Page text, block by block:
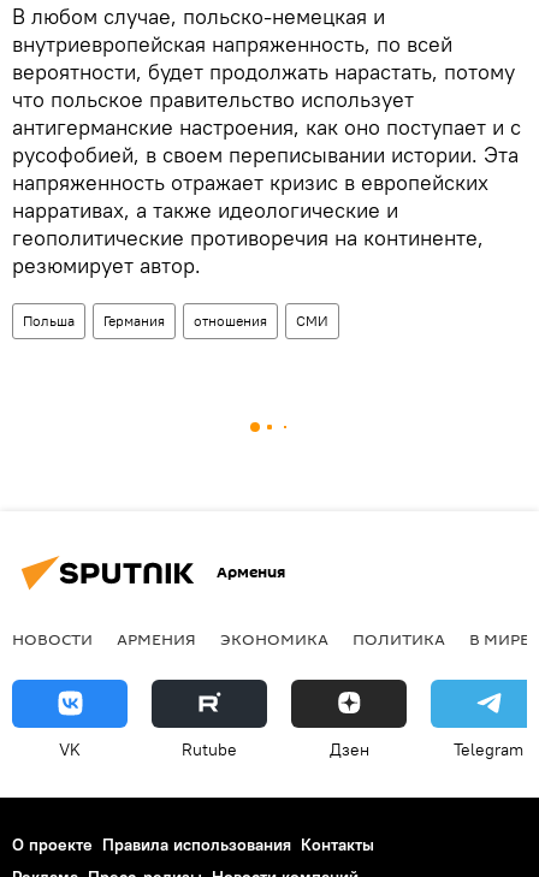
В любом случае, польско-немецкая и
внутриевропейская напряженность, по всей
вероятности, будет продолжать нарастать, потому
что польское правительство использует
антигерманские настроения, как оно поступает и с
русофобией, в своем переписывании истории. Эта
напряженность отражает кризис в европейских
нарративах, а также идеологические и
геополитические противоречия на континенте,
резюмирует автор.
Польша Германия отношения СМИ
Армения
НОВОСТИ АРМЕНИЯ ЭКОНОМИКА ПОЛИТИКА В МИРЕ
VK Rutube Дзен Telegram
О проекте Правила использования Контакты